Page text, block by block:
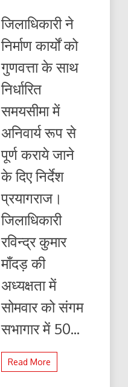
अध्यक्षता
निर्माण
कार्यों
की
बैठक
जिलाधिकारी ने
निर्माण कार्यों को
गुणवत्ता के साथ
निर्धारित
समयसीमा में
अनिवार्य रूप से
पूर्ण कराये जाने
के दिए निर्देश
प्रयागराज।
जिलाधिकारी
रविन्द्र कुमार
माँदड़ की
अध्यक्षता में
सोमवार को संगम
सभागार में 50...
Read More